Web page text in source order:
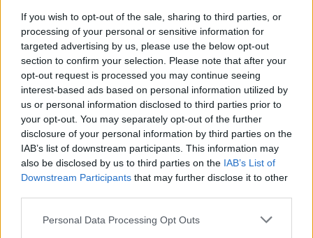
If you wish to opt-out of the sale, sharing to third parties, or
processing of your personal or sensitive information for
targeted advertising by us, please use the below opt-out
section to confirm your selection. Please note that after your
opt-out request is processed you may continue seeing
interest-based ads based on personal information utilized by
us or personal information disclosed to third parties prior to
your opt-out. You may separately opt-out of the further
disclosure of your personal information by third parties on the
IAB’s list of downstream participants. This information may
also be disclosed by us to third parties on the IAB’s List of
Downstream Participants that may further disclose it to other
Personal Data Processing Opt Outs
Pasaulis
JAV teismas bendrovei
„Meta“ skyrė 567 mln.
dolerių baudą
Pasaulis
Trumpas sureagavo į
Zelenskio prašymą
suteikti papildomą karinę
pagalbą